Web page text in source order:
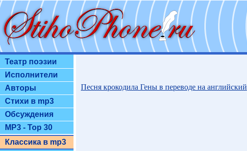
Театр поэзии
Исполнители
Авторы
Стихи в mp3
Обсуждения
MP3 - Top 30
Классика в mp3
Песня крокодила Гены в переводе на английский